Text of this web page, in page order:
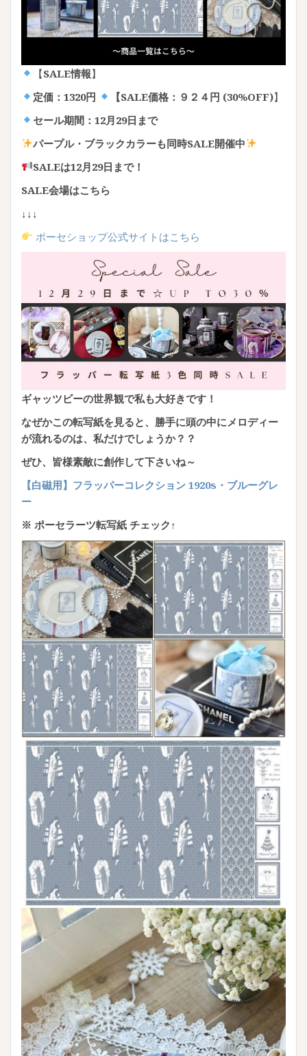
【SALE情報】
定価：1320円
【SALE価格：９２４円 (30%OFF)】
セール期間：12月29日まで
パープル・ブラックカラーも同時SALE開催中
SALEは12月29日まで！
SALE会場はこちら
↓↓↓
ポーセショップ公式サイトはこちら
ギャッツビーの世界観で私も大好きです！
なぜかこの転写紙を見ると、勝手に頭の中にメロディー
が流れるのは、私だけでしょうか？？
ぜひ、皆様素敵に創作して下さいね～
【白磁用】フラッパーコレクション 1920s・ブルーグレ
ー
※ ポーセラーツ転写紙 チェック↑